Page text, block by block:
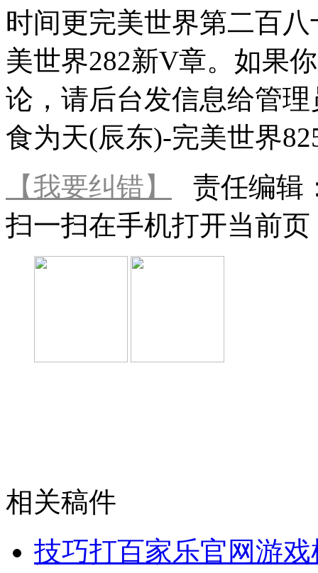
时间更完美世界第二百
美世界282新V章。如果
论，请后台发信息给管
食为天(辰东)-完美世界
【我要纠错】
责任编辑
扫一扫在手机打开当前页
相关稿件
技巧打百家乐官网游